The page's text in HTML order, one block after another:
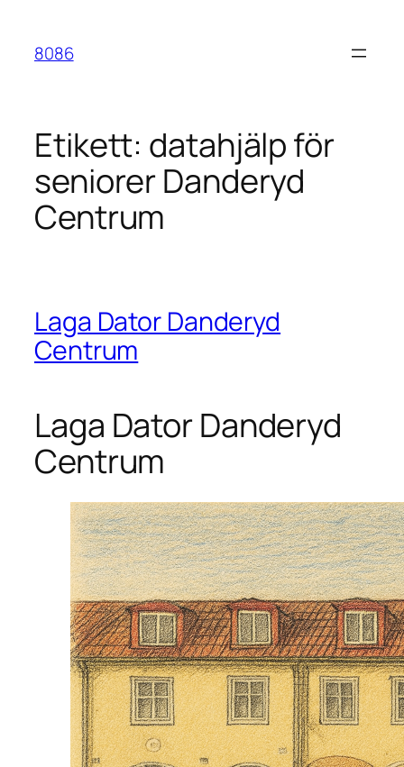
innehåll
8086
Etikett: datahjälp för
seniorer Danderyd
Centrum
Laga Dator Danderyd
Centrum
Laga Dator Danderyd
Centrum